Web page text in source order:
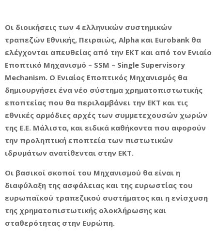
Οι διοικήσεις των 4 ελληνικών συστημικών
τραπεζών Εθνικής, Πειραιώς, Alpha και Eurobank θα
ελέγχονται απευθείας από την ΕΚΤ και από τον Ενιαίο
Εποπτικό Μηχανισμό – SSM – Single Supervisory
Mechanism. Ο Ενιαίος Εποπτικός Μηχανισμός θα
δημιουργήσει ένα νέο σύστημα χρηματοπιστωτικής
εποπτείας που θα περιλαμβάνει την ΕΚΤ και τις
εθνικές αρμόδιες αρχές των συμμετεχουσών χωρών
της Ε.Ε. Μάλιστα, και ειδικά καθήκοντα που αφορούν
την προληπτική εποπτεία των πιστωτικών
ιδρυμάτων ανατίθενται στην ΕΚΤ.
Οι βασικοί σκοποί του Μηχανισμού θα είναι η
διαφύλαξη της ασφάλειας και της ευρωστίας του
ευρωπαϊκού τραπεζικού συστήματος και η ενίσχυση
της χρηματοπιστωτικής ολοκλήρωσης και
σταθερότητας στην Ευρώπη.